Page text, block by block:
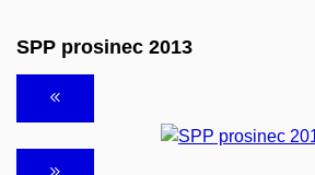
SPP prosinec 2013